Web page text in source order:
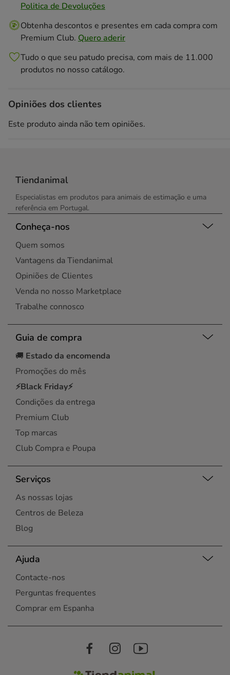
Politica de Devoluções
Obtenha descontos e presentes em cada compra com
Premium Club. Quero aderir
Tudo o que seu patudo precisa, com mais de 11.000
produtos no nosso catálogo.
Opiniões dos clientes
Este produto ainda não tem opiniões.
Tiendanimal
Especialistas em produtos para animais de estimação e uma
referência em Portugal.
Conheça-nos
Quem somos
Vantagens da Tiendanimal
Opiniões de Clientes
Venda no nosso Marketplace
Trabalhe connosco
Guia de compra
🚚 Estado da encomenda
Promoções do mês
⚡Black Friday⚡
Condições da entrega
Premium Club
Top marcas
Club Compra e Poupa
Serviços
As nossas lojas
Centros de Beleza
Blog
Ajuda
Contacte-nos
Perguntas frequentes
Comprar em Espanha